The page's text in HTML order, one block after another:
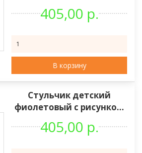
405,00 р.
В корзину
Стульчик детский
фиолетовый с рисунко...
405,00 р.